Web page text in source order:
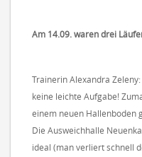
Am 14.09. waren drei
Trainerin Alexandra
keine leichte Aufgabe!
einem neuen Hallenboden
Die Ausweichhalle
ideal (man verliert schnell